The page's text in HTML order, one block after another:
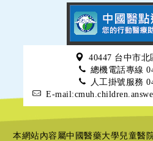
40447 台中市北
總機電話專線
人工掛號服務
E-
本網站內容屬中國醫藥大學兒童醫